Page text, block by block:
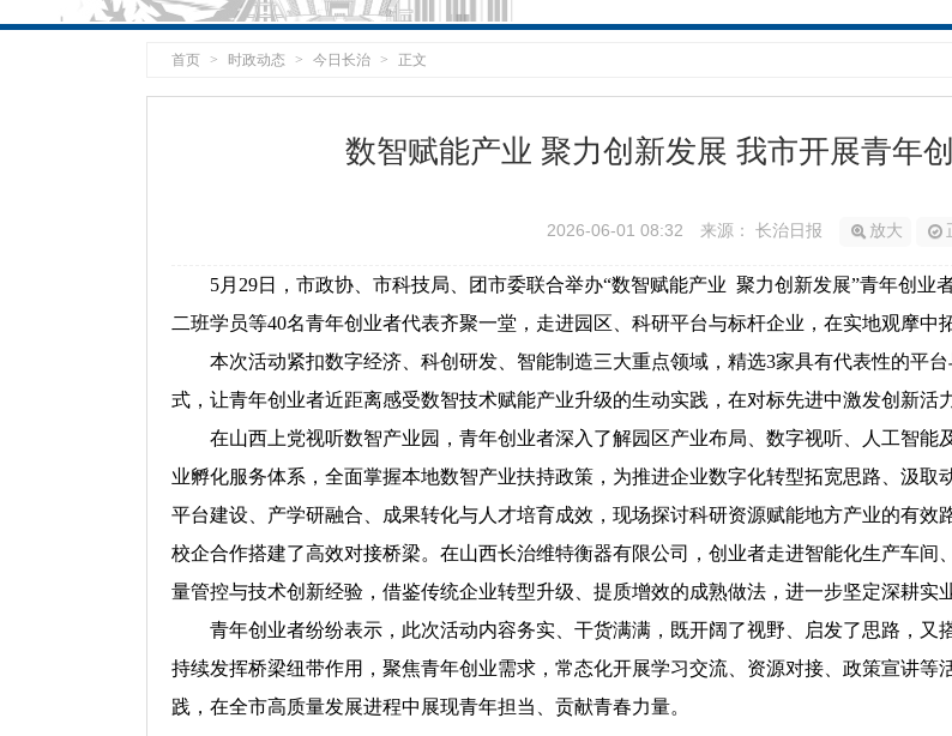
首页 > 时政动态 > 今日长治 > 正文
数智赋能产业 聚力创新发展 我市开展青年
2026-06-01 08:32 来源： 长治日报 放大
5月29日，市政协、市科技局、团市委联合举办“数智赋能产业 聚力创新发展”青年创
二班学员等40名青年创业者代表齐聚一堂，走进园区、科研平台与标杆企业，在实地观摩中
本次活动紧扣数字经济、科创研发、智能制造三大重点领域，精选3家具有代表性的平
式，让青年创业者近距离感受数智技术赋能产业升级的生动实践，在对标先进中激发创新活力
在山西上党视听数智产业园，青年创业者深入了解园区产业布局、数字视听、人工智能
业孵化服务体系，全面掌握本地数智产业扶持政策，为推进企业数字化转型拓宽思路、汲
平台建设、产学研融合、成果转化与人才培育成效，现场探讨科研资源赋能地方产业的有
校企合作搭建了高效对接桥梁。在山西长治维特衡器有限公司，创业者走进智能化生产车
量管控与技术创新经验，借鉴传统企业转型升级、提质增效的成熟做法，进一步坚定深耕实
青年创业者纷纷表示，此次活动内容务实、干货满满，既开阔了视野、启发了思路，
持续发挥桥梁纽带作用，聚焦青年创业需求，常态化开展学习交流、资源对接、政策宣讲
践，在全市高质量发展进程中展现青年担当、贡献青春力量。